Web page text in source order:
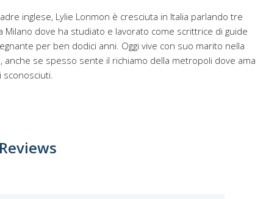
inglese, Lylie Lonmon è cresciuta in Italia parlando tre
Milano dove ha studiato e lavorato come scrittrice di guide
per ben dodici anni. Oggi vive con suo marito nella
anche se spesso sente il richiamo della metropoli dove ama
sconosciuti.
Reviews